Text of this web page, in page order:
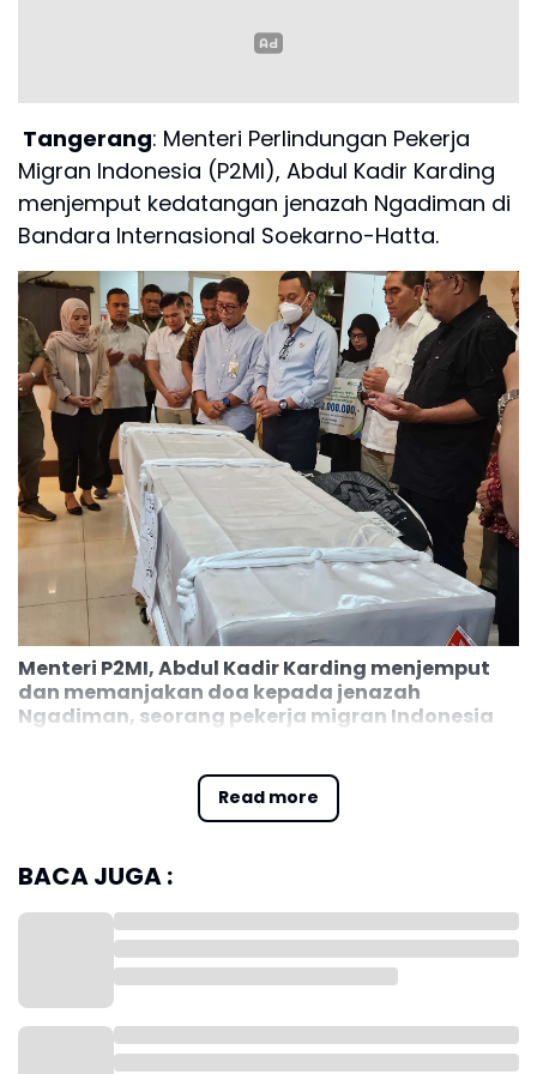
Read more
Tangerang: Menteri Perlindungan Pekerja
Migran Indonesia (P2MI), Abdul Kadir Karding
menjemput kedatangan jenazah Ngadiman di
Bandara Internasional Soekarno-Hatta.
Menteri P2MI, Abdul Kadir Karding menjemput
dan memanjakan doa kepada jenazah
Ngadiman, seorang pekerja migran Indonesia
Internasional Soekarno-Hatta, Minggu
BACA JUGA :